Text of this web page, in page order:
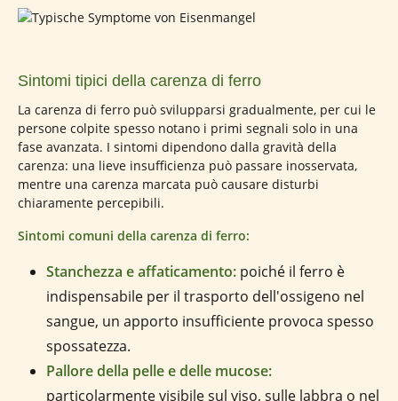
Sintomi tipici della carenza di ferro
La carenza di ferro può svilupparsi gradualmente, per cui le
persone colpite spesso notano i primi segnali solo in una
fase avanzata. I sintomi dipendono dalla gravità della
carenza: una lieve insufficienza può passare inosservata,
mentre una carenza marcata può causare disturbi
chiaramente percepibili.
Sintomi comuni della carenza di ferro:
Stanchezza e affaticamento: poiché il ferro è
indispensabile per il trasporto dell'ossigeno nel
sangue, un apporto insufficiente provoca spesso
spossatezza.
Pallore della pelle e delle mucose:
particolarmente visibile sul viso, sulle labbra o nel